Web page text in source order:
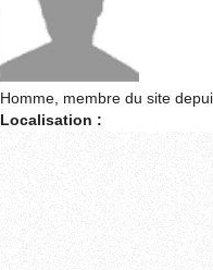
Homme, membre du site
Localisation :